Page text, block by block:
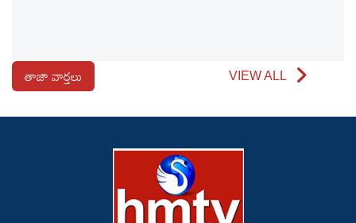
తాజా వార్తలు VIEW ALL